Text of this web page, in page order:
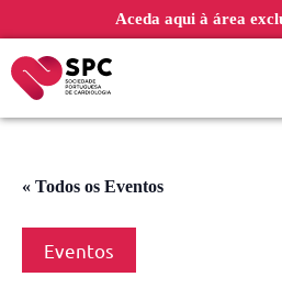
Aceda aqui à área
« Todos os Eventos
Eventos